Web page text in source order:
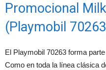
Promocional
(Playmobil
El Playmobil 70263 forma
Como en toda la línea clásica